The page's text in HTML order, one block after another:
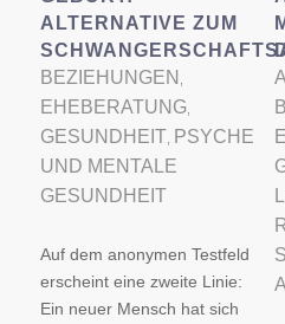
ALTERNATIVE ZUM
BEZIEHUNGEN
EHEBERATUNG,
GESUNDHEIT PSYCHE
UND MENTALE
GESUNDHEIT
Auf dem anonymen Testfeld
erscheint eine zweite Linie:
Ein neuer Mensch hat sich